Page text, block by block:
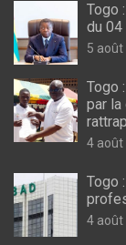
Togo
du 04
5 août
Togo
par la
4 août
Togo
4 août